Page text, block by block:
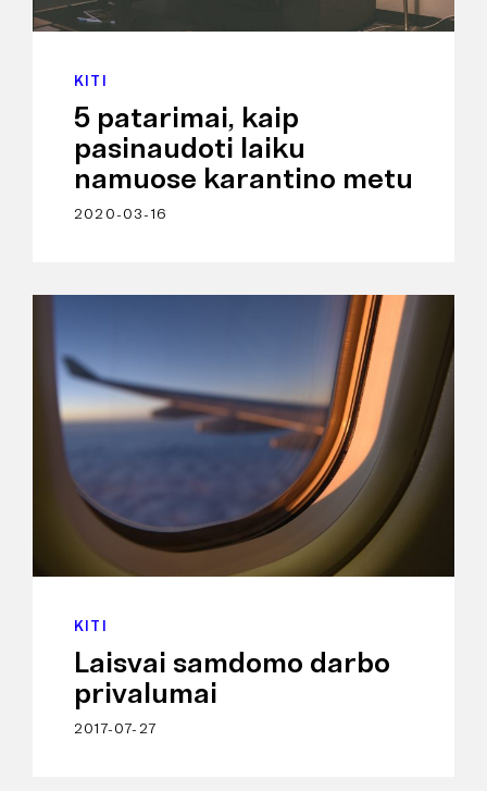
KITI
5 patarimai, kaip
pasinaudoti laiku
namuose karantino metu
2020-03-16
KITI
Laisvai samdomo darbo
privalumai
2017-07-27